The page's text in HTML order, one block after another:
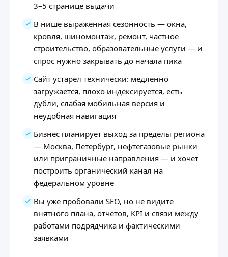
3–5 странице выдачи
В нише выраженная сезонность — окна,
кровля, шиномонтаж, ремонт, частное
строительство, образовательные услуги — и
спрос нужно закрывать до начала пика
Сайт устарел технически: медленно
загружается, плохо индексируется, есть
дубли, слабая мобильная версия и
неудобная навигация
Бизнес планирует выход за пределы региона
— Москва, Петербург, нефтегазовые рынки
или приграничные направления — и хочет
построить органический канал на
федеральном уровне
Вы уже пробовали SEO, но не видите
внятного плана, отчётов, KPI и связи между
работами подрядчика и фактическими
заявками